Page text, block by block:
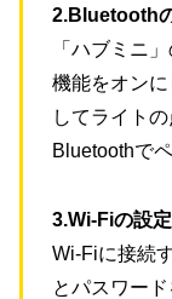
2.Bluetooth
「ハブミニ
機能をオン
してライト
Bluetoothで
3.Wi-Fiの設定
Wi-Fiに接続
とパスワー